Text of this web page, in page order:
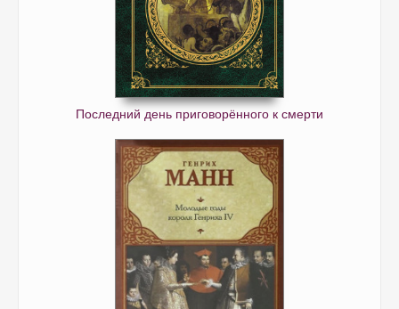
Последний день приговорённого к смерти